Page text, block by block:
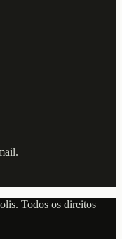
. Todos os direitos